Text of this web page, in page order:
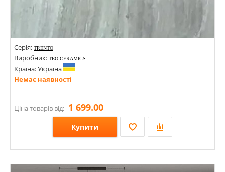
Серія: TRENTO
Виробник: TEO CERAMICS
Країна: Україна
Немає наявності
Ціна товарів від: 1 699.00
Купити
Розміри: 1200х1200х8;
Стилі: Під камінь;